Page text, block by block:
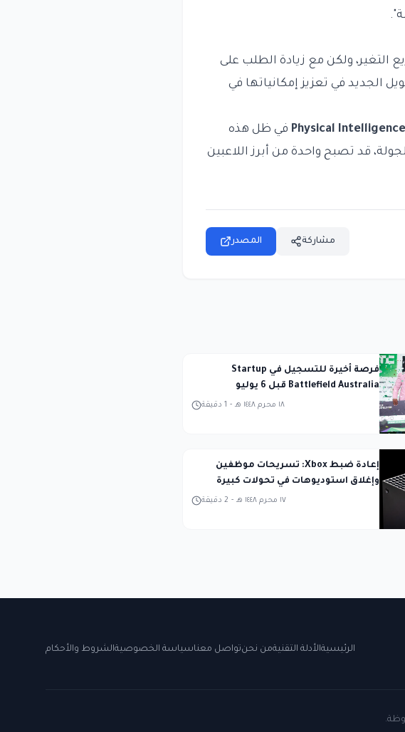
التغير، ولكن مع زيادة الطلب على
الجديد في تعزيز إمكانياتها في
Physical Intelligence في ظل هذه
قد تصبح واحدة من أبرز اللاعبين
المصدر مشاركة
فرصة أخيرة للتسجيل في Startup
Battlefield Australia قبل 6 يوليو
1 دقيقة - ١٨ محرم ١٤٤٨ هـ
إعادة ضبط Xbox: تسريحات موظفين
وإغلاق استوديوهات في تحولات كبيرة
2 دقيقة - ١٧ محرم ١٤٤٨ هـ
الرئيسيةالأدلة التقنيةمن نحنتواصل معناسياسة الخصوصيةالشروط والأحكام